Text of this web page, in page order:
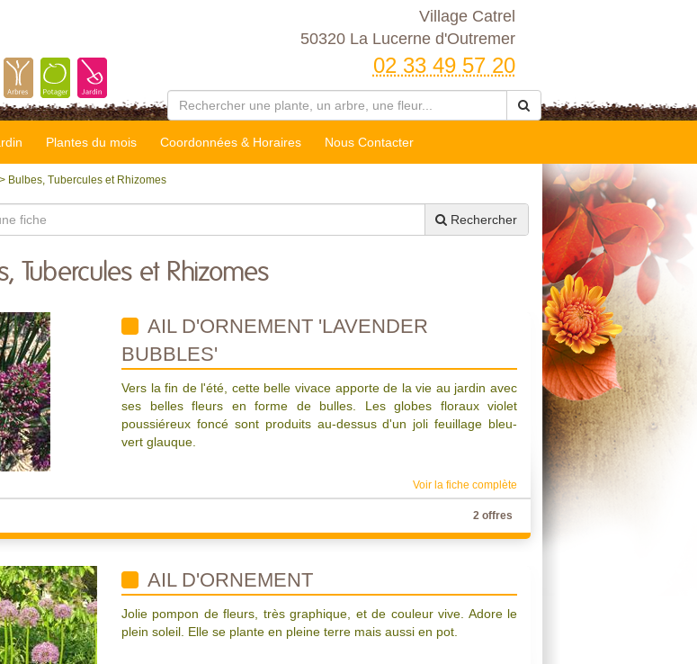
Village Catrel
50320 La Lucerne d'Outremer
02 33 49 57 20
Plantes du mois Coordonnées & Horaires Nous Contacter
> Bulbes, Tubercules et Rhizomes
Rechercher
Tubercules et Rhizomes
AIL D'ORNEMENT 'LAVENDER
BUBBLES'
Vers la fin de l'été, cette belle vivace apporte de la vie au jardin avec
ses belles fleurs en forme de bulles. Les globes floraux violet
poussiéreux foncé sont produits au-dessus d'un joli feuillage bleu-
vert glauque.
Voir la fiche complète
2 offres
AIL D'ORNEMENT
Jolie pompon de fleurs, très graphique, et de couleur vive. Adore le
plein soleil. Elle se plante en pleine terre mais aussi en pot.